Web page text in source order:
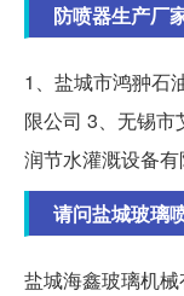
防喷器生产厂
1、盐城市鸿翀石
限公司 3、无锡
润节水灌溉设备有
请问盐城玻璃
盐城海鑫玻璃机